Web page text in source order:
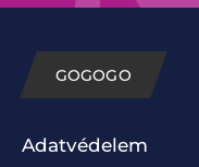
GOGOGO
Adatvédelem